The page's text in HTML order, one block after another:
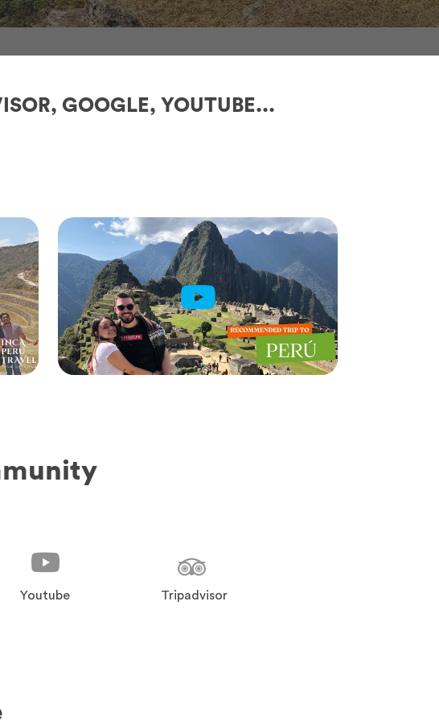
GOOGLE, YOUTUBE...
Youtube Tripadvisor